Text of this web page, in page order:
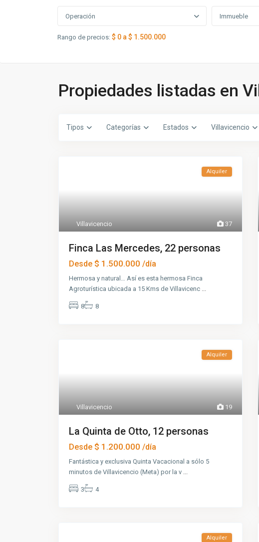
Operación Immueble
Rango de precios: $ 0 a $ 1.500.000
Propiedades listadas en
Tipos Categorías Estados Villavicencio
37
Villavicencio
Alquiler
Finca Las Mercedes, 22 personas
Desde $ 1.500.000 /día
Hermosa y natural… Así es esta hermosa Finca
Agroturística ubicada a 15 Kms de Villavicenc ...
8 8
19
Villavicencio
Alquiler
La Quinta de Otto, 12 personas
Desde $ 1.200.000 /día
Fantástica y exclusiva Quinta Vacacional a sólo 5
minutos de Villavicencio (Meta) por la v ...
3 4
Alquiler